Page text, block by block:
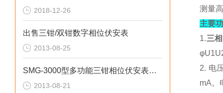
2018-12-26
出售三钳/双钳数字相位伏安表
2013-08-25
SMG-3000型多功能三钳相位伏安表使用方法
2013-08-21
测量
主要
1.三
2. 电
mA。